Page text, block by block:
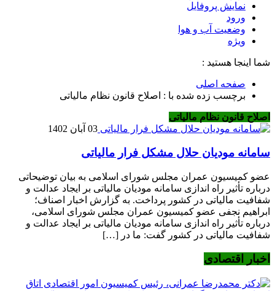
نمایش پروفایل
ورود
وضعیت آب و هوا
ویژه
شما اینجا هستید :
صفحه اصلی
برچسب زده شده با : اصلاح قانون نظام مالیاتی
اصلاح قانون نظام مالیاتی
03 آبان 1402
سامانه مودیان حلال مشکل فرار مالیاتی
عضو کمیسیون عمران مجلس شورای اسلامی به بیان توضیحاتی
درباره تأثیر راه اندازی سامانه مودیان مالیاتی بر ایجاد عدالت و
شفافیت مالیاتی در کشور پرداخت. به گزارش اخبار اصناف؛
ابراهیم نجفی عضو کمیسیون عمران مجلس شورای اسلامی،
درباره تأثیر راه اندازی سامانه مودیان مالیاتی بر ایجاد عدالت و
شفافیت مالیاتی در کشور گفت: ما در […]
اخبار اقتصادی